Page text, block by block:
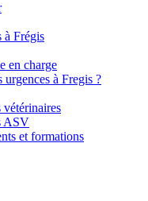
à Frégis
en charge
urgences à Fregis ?
vétérinaires
ASV
et formations